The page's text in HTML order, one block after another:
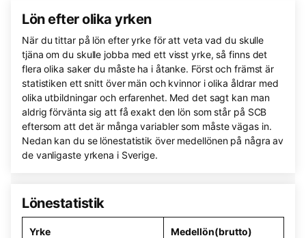
Lön efter olika yrken
När du tittar på lön efter yrke för att veta vad du skulle
tjäna om du skulle jobba med ett visst yrke, så finns det
flera olika saker du måste ha i åtanke. Först och främst är
statistiken ett snitt över män och kvinnor i olika åldrar med
olika utbildningar och erfarenhet. Med det sagt kan man
aldrig förvänta sig att få exakt den lön som står på SCB
eftersom att det är många variabler som måste vägas in.
Nedan kan du se lönestatistik över medellönen på några av
de vanligaste yrkena i Sverige.
Lönestatistik
Yrke Medellön(brutto)